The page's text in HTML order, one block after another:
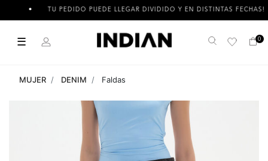
TU PEDIDO PUEDE LLEGAR DIVIDIDO Y EN DISTINTAS FECHAS!
☰ Buscar 0
MUJER DENIM Faldas